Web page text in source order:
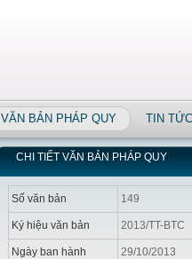
VĂN BẢN PHÁP QUY TIN TỨC
CHI TIẾT VĂN BẢN PHÁP QUY
Số văn bản 149
Ký hiệu văn bản 2013/TT-BTC
Ngày ban hành 29/10/2013